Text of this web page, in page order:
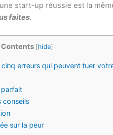
start-up réussie est la
faites.
Contents [hide]
cinq erreurs qui peuvent tuer
parfait
conseils
sur la peur